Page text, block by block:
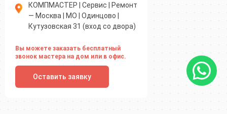
КОМПМАСТЕР | Сервис | Ремонт
— Москва | МО | Одинцово |
Кутузовская 31 (вход со двора)
Вы можете заказать бесплатный
звонок мастера на дом или в офис.
Оставить заявку